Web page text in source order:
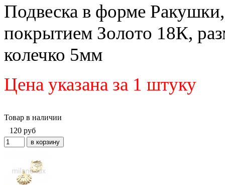
Подвеска в форме Ракушки,
покрытием Золото 18К,
колечко 5мм
Цена указана за 1 штуку
Товар в наличии
120 руб